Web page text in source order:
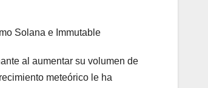
Solana e Immutable
al aumentar su volumen de
meteórico le ha